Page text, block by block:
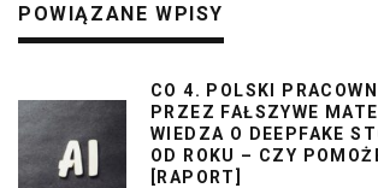
POWIĄZANE WPISY
CO 4. POLSKI
PRZEZ FAŁSZYWE
WIEDZA O DEEPFAKE
OD ROKU – CZY
[RAPORT]